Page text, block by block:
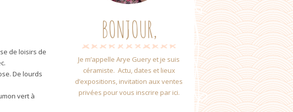
de loisirs de
De lourds
vert à
BONJOUR,
Je m’appelle Arye Guery et je suis
céramiste. Actu, dates et lieux
d’expositions, invitation aux ventes
privées pour vous inscrire par ici.